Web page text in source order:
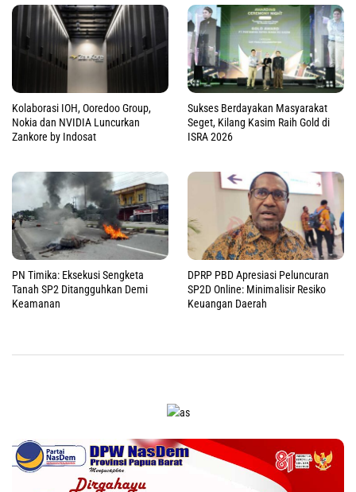
Kolaborasi IOH, Ooredoo Group,
Nokia dan NVIDIA Luncurkan
Zankore by Indosat
Sukses Berdayakan Masyarakat
Seget, Kilang Kasim Raih Gold di
ISRA 2026
PN Timika: Eksekusi Sengketa
Tanah SP2 Ditangguhkan Demi
Keamanan
DPRP PBD Apresiasi Peluncuran
SP2D Online: Minimalisir Resiko
Keuangan Daerah